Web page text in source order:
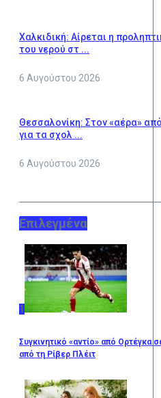
Χαλκιδική: Αίρεται η
του νερού στ ...
6 Αυγούστου 2026
Θεσσαλονίκη: Στον «αέρα»
για τα σχολ ...
6 Αυγούστου 2026
Επιλεγμένα
1
Συγκινητικό «αντίο» από
από τη Ρίβερ Πλέιτ